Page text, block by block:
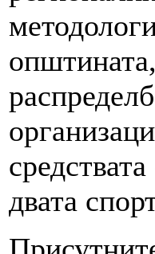
двата